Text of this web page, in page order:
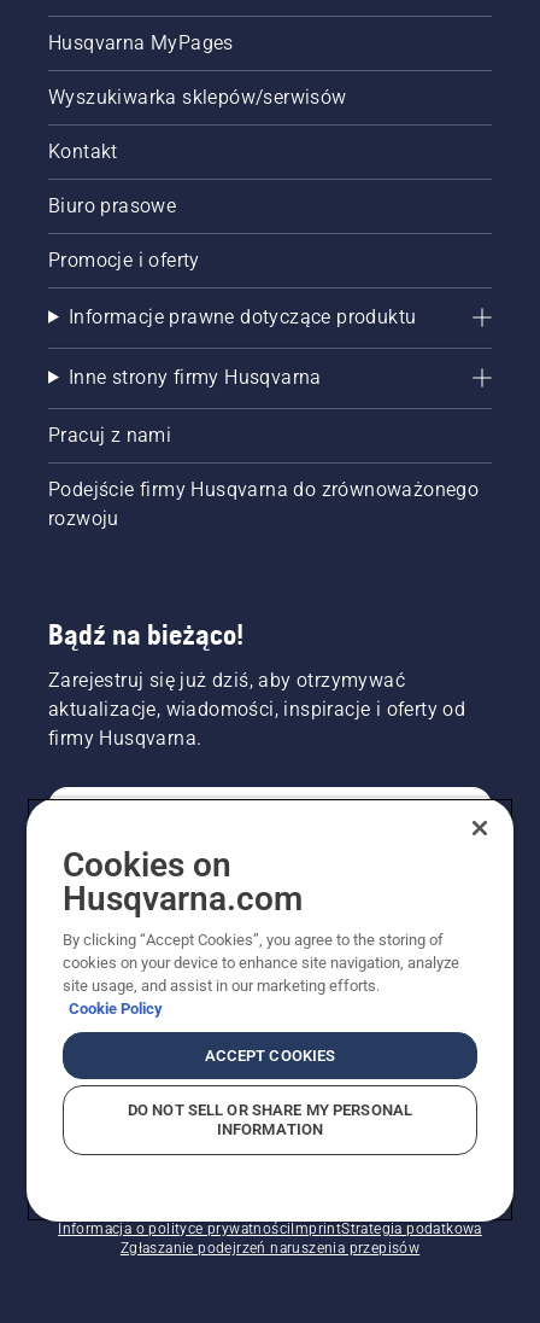
Husqvarna MyPages
Wyszukiwarka sklepów/serwisów
Kontakt
Biuro prasowe
Promocje i oferty
Informacje prawne dotyczące produktu
Inne strony firmy Husqvarna
Pracuj z nami
Podejście firmy Husqvarna do zrównoważonego
rozwoju
Bądź na bieżąco!
Zarejestruj się już dziś, aby otrzymywać
aktualizacje, wiadomości, inspiracje i oferty od
firmy Husqvarna.
PROFESJONALISTA
Informacja o polityce prywatnościImprintStrategia podatkowa
Zgłaszanie podejrzeń naruszenia przepisów
Cookies on
Husqvarna.com
By clicking “Accept Cookies”, you agree to the storing of
cookies on your device to enhance site navigation, analyze
site usage, and assist in our marketing efforts.
Cookie Policy
ACCEPT COOKIES
DO NOT SELL OR SHARE MY PERSONAL
INFORMATION